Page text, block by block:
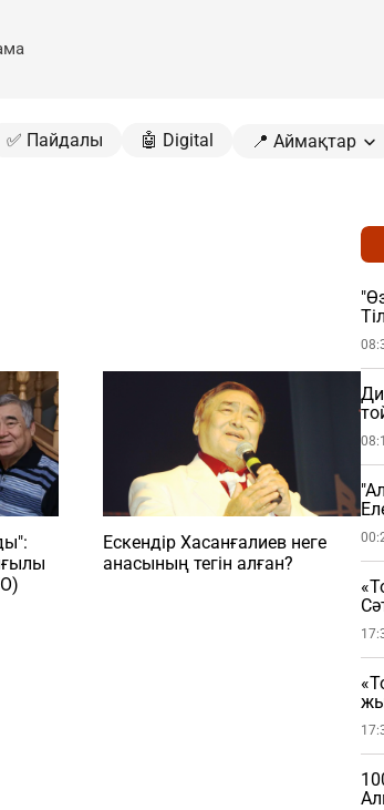
✅ Пайдалы 🤖 Digital 📍 Аймақтар
Ескендір Хасанғалиев неге
анасының тегін алған?